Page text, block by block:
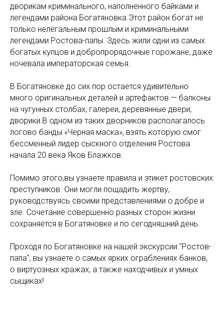
дворикам криминального, наполненного байками и
легендами района Богатяновка.Этот район богат не
только нелегальным прошлым и криминальными
легендами Ростова-папы. Здесь жили одни из самых
богатых купцов и добропрорядочные горожане, даже
ночевала императорская семья.
В Богатяновке до сих пор остается удивительно
много оригинальных деталей и артефактов — балконы
на чугунных столбах, галереи, деревянные двери,
дворики.В одном из таких дворников располагалось
логово банды «Черная маска», взять которую смог
бессменный лидер сыскного отделения Ростова
начала 20 века Яков Блажков.
Помимо этого,вы узнаете правила и этикет ростовских
преступников. Они могли пощадить жертву,
руководствуясь своими представлениями о добре и
зле. Сочетание совершенно разных сторон жизни
сохраняется в Богатяновке и по сегодняшний день.
Проходя по Богатяновке на нашей экскурсии "Ростов-
папа", вы узнаете о самых ярких ограблениях банков,
о виртуозных кражах, а также находчивых и умных
сыщиках!